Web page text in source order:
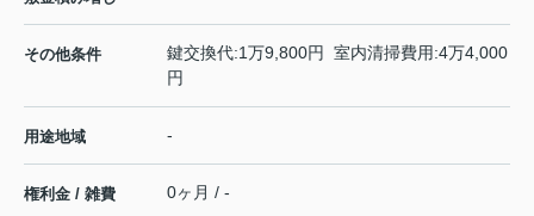
その他条件
鍵交換代:1万9,800円 室内清掃費用:4万4,000
円
用途地域 -
権利金 / 雑費 0ヶ月 / -